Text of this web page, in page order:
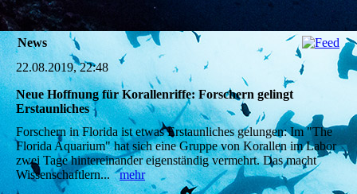
News
22.08.2019, 22:48
Neue Hoffnung für Korallenriffe: Forschern gelingt
Erstaunliches
Forschern in Florida ist etwas Erstaunliches gelungen: Im "The
Florida Aquarium" hat sich eine Gruppe von Korallen im Labor
zwei Tage hintereinander eigenständig vermehrt. Das macht
Wissenschaftlern...mehr